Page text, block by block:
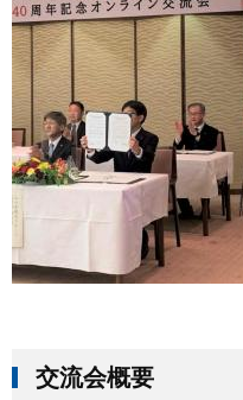
交流会概要